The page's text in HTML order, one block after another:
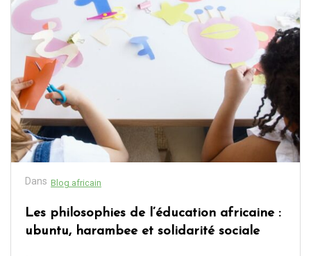
Dans Blog africain
Les philosophies de l’éducation africaine :
ubuntu, harambee et solidarité sociale